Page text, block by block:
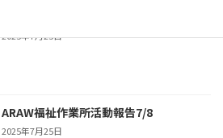
2025年7月25日
ARAW福祉作業所活動報告7/8
2025年7月25日